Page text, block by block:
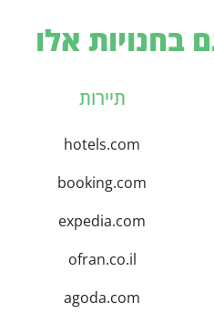
בחנויות אלו
תיירות
hotels.com
booking.com
expedia.com
ofran.co.il
agoda.com